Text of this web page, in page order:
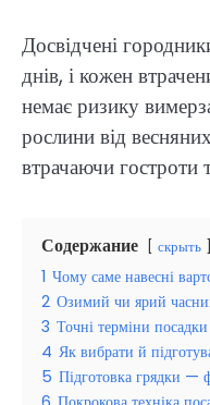
Досвідчені
днів, і кожен
немає ризику
рослини від
втрачаючи гостроти
Содержание скрыть
1 Чому саме навесні
2 Озимий чи ярий
3 Точні терміни
4 Як вибрати й
5 Підготовка грядки —